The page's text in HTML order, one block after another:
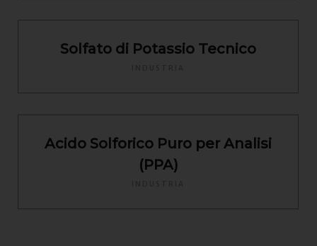
Solfato di Potassio Tecnico
Acido Solforico Puro per Analisi
(PPA)